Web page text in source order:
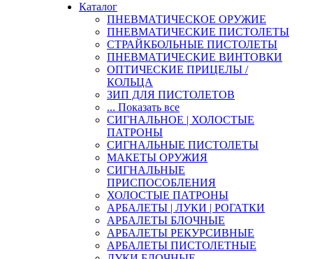
Каталог
ПНЕВМАТИЧЕСКОЕ ОРУЖИЕ
ПНЕВМАТИЧЕСКИЕ ПИСТОЛЕТЫ
СТРАЙКБОЛЬНЫЕ ПИСТОЛЕТЫ
ПНЕВМАТИЧЕСКИЕ ВИНТОВКИ
ОПТИЧЕСКИЕ ПРИЦЕЛЫ /
КОЛЬЦА
ЗИП ДЛЯ ПИСТОЛЕТОВ
... Показать все
СИГНАЛЬНОЕ | ХОЛОСТЫЕ
ПАТРОНЫ
СИГНАЛЬНЫЕ ПИСТОЛЕТЫ
МАКЕТЫ ОРУЖИЯ
СИГНАЛЬНЫЕ
ПРИСПОСОБЛЕНИЯ
ХОЛОСТЫЕ ПАТРОНЫ
АРБАЛЕТЫ | ЛУКИ | РОГАТКИ
АРБАЛЕТЫ БЛОЧНЫЕ
АРБАЛЕТЫ РЕКУРСИВНЫЕ
АРБАЛЕТЫ ПИСТОЛЕТНЫЕ